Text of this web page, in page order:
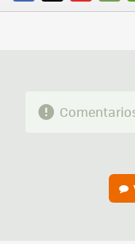
FACEBOOK
TWITTERFLIPBOARD
E-